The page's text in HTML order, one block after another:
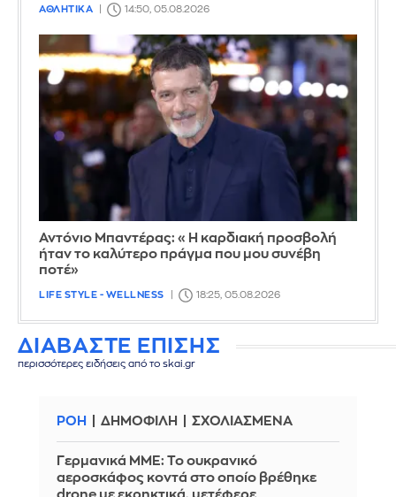
ΑΘΛΗΤΙΚΑ 14:50, 05.08.2026
Αντόνιο Μπαντέρας: «Η καρδιακή προσβολή
ήταν το καλύτερο πράγμα που μου συνέβη
ποτέ»
LIFE STYLE - WELLNESS 18:25, 05.08.2026
ΔΙΑΒΑΣΤΕ ΕΠΙΣΗΣ
περισσότερες ειδήσεις από το skai.gr
ΡΟΗ ΔΗΜΟΦΙΛΗ ΣΧΟΛΙΑΣΜΕΝΑ
Γερμανικά ΜΜΕ: Το ουκρανικό
αεροσκάφος κοντά στο οποίο βρέθηκε